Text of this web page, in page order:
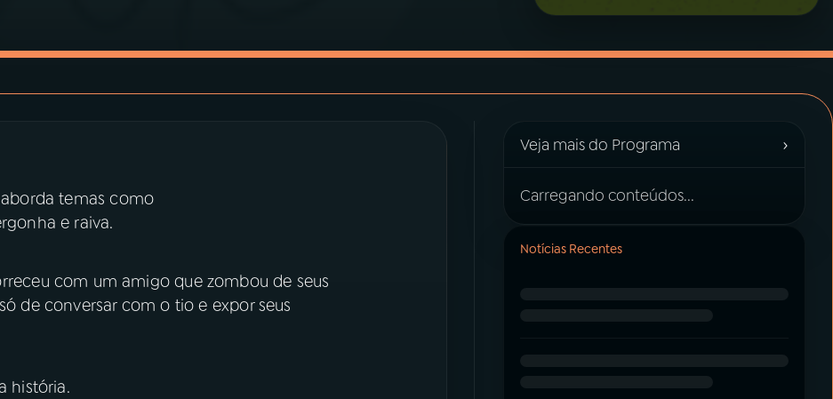
temas como
e raiva.
com um amigo que zombou de seus
de conversar com o tio e expor seus
história.
Veja mais do Programa ›
Carregando conteúdos...
Notícias Recentes